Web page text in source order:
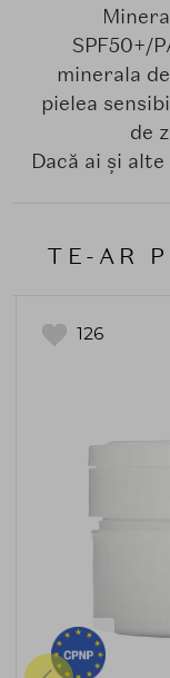
SPF50+/
minerala
pielea
de
Dacă ai și
TE-AR
126